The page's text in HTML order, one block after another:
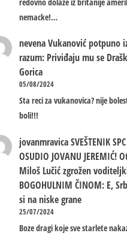
nemacke!…
nevena Vukanović potpuno
razum: Priviđaju mu se
Gorica
05/08/2024
Sta reci za vukanovica? nije
boli!!!
jovanmravica SVEŠTENIK SPC
OSUDIO JOVANU JEREMIĆ!
Miloš Lučić zgrožen
BOGOHULNIM ČINOM: E,
si na niske grane
25/07/2024
Boze dragi koje sve starlete